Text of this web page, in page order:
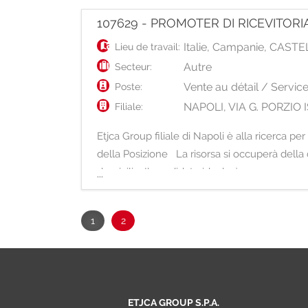
107629 - PROMOTER DI
Lieu de travail: Italie,Campanie,
Secteur: Autre
Poste: Vente au détail /
Filiale: NAPOLI, VIA G.
Etjca Group filiale di Napoli è alla ricerca
della Posizione La risorsa si occuperà
domicilio. Il candidato ideale è una persona
...
1 2
ETJCA GROUP S.P.A.